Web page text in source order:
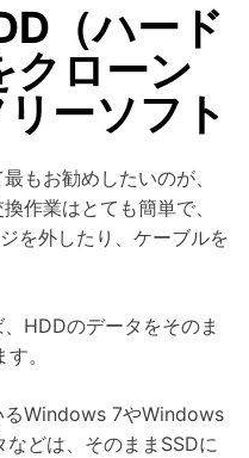
（ハード
クローン
ーソフト
もお勧めしたいのが、
作業はとても簡単で、
を外したり、ケーブルを
HDDのデータをそのま
。
るWindows 7やWindows
どは、そのままSSDに